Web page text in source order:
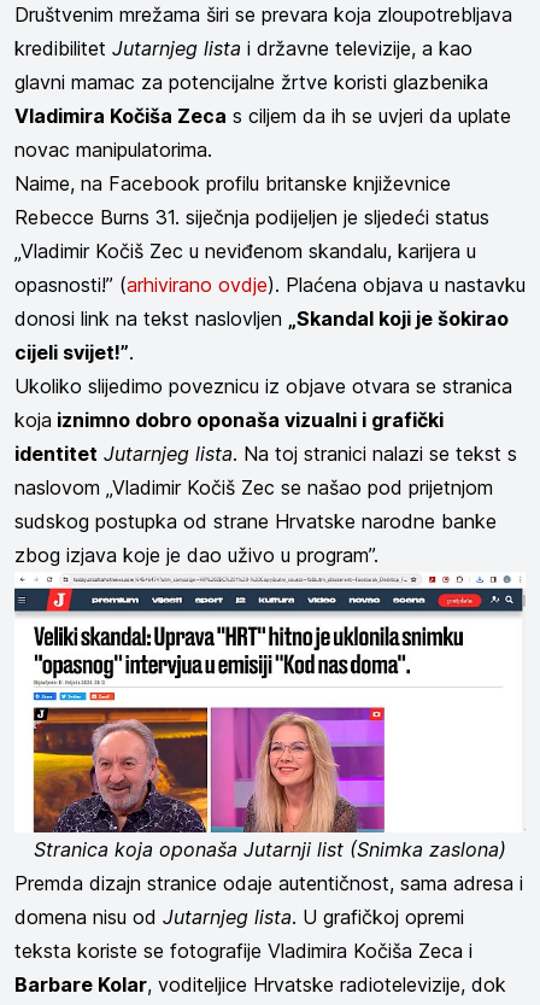
Društvenim mrežama širi se prevara koja zloupotrebljava
kredibilitet Jutarnjeg lista i državne televizije, a kao
glavni mamac za potencijalne žrtve koristi glazbenika
Vladimira Kočiša Zeca s ciljem da ih se uvjeri da uplate
novac manipulatorima.
Naime, na Facebook profilu britanske književnice
Rebecce Burns 31. siječnja podijeljen je sljedeći status
„Vladimir Kočiš Zec u neviđenom skandalu, karijera u
opasnosti!” (arhivirano ovdje). Plaćena objava u nastavku
donosi link na tekst naslovljen
„Skandal koji je šokirao
cijeli svijet!”.
Ukoliko slijedimo poveznicu iz objave otvara se stranica
koja iznimno dobro oponaša vizualni i grafički
identitet Jutarnjeg lista. Na toj stranici nalazi se tekst s
naslovom „Vladimir Kočiš Zec se našao pod prijetnjom
sudskog postupka od strane Hrvatske narodne banke
zbog izjava koje je dao uživo u program”.
Stranica koja oponaša Jutarnji list (Snimka zaslona)
Premda dizajn stranice odaje autentičnost, sama adresa i
domena nisu od Jutarnjeg lista. U grafičkoj opremi
teksta koriste se fotografije Vladimira Kočiša Zeca i
Barbare Kolar, voditeljice Hrvatske radiotelevizije, dok